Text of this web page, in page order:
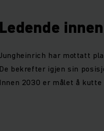
Ledende
har mottatt
De bekrefter igjen sin
Innen 2030 er målet å